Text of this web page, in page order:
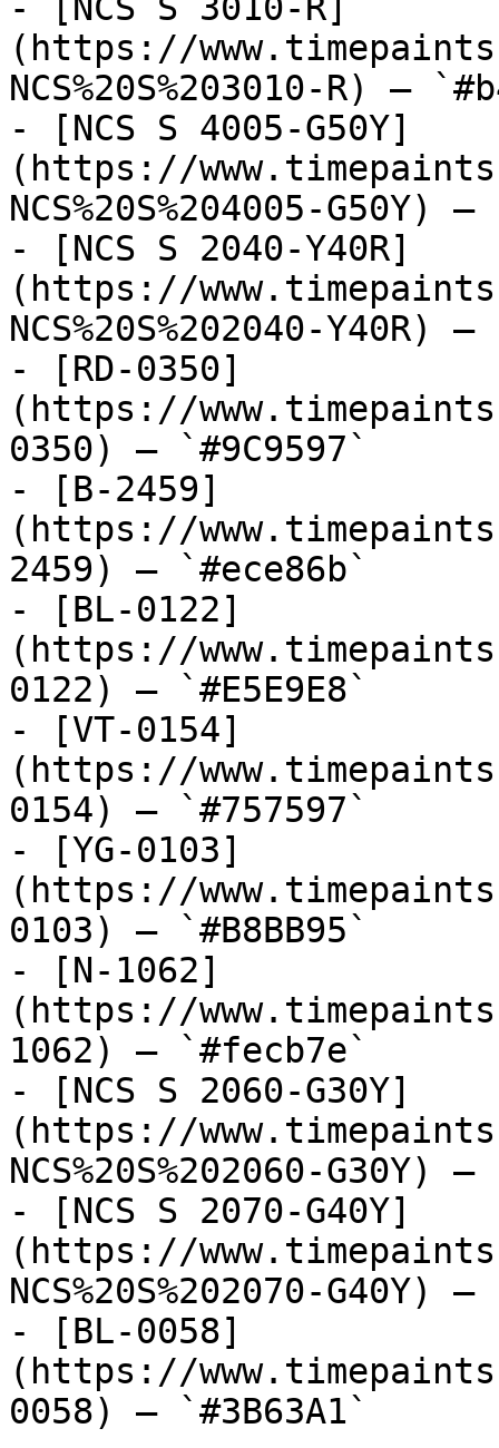
(https://
NCS%20S%203010-R) —
- [NCS S 4005-G50Y]
(https://
NCS%20S%204005-G50Y)
- [NCS S 2040-Y40R]
(https://
NCS%20S%202040-Y40R)
- [RD-0350]
(https://
0350) — `#9C9597`
- [B-2459]
(https://
2459) — `#ece86b`
- [BL-0122]
(https://
0122) — `#E5E9E8`
- [VT-0154]
(https://
0154) — `#757597`
- [YG-0103]
(https://
0103) — `#B8BB95`
- [N-1062]
(https://
1062) — `#fecb7e`
- [NCS S 2060-G30Y]
(https://
NCS%20S%202060-G30Y)
- [NCS S 2070-G40Y]
(https://
NCS%20S%202070-G40Y)
- [BL-0058]
(https://
0058) — `#3B63A1`